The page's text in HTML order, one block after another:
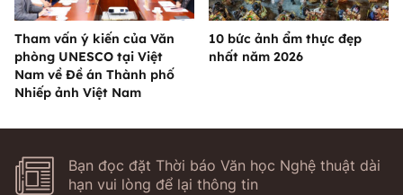
Tham vấn ý kiến của Văn
phòng UNESCO tại Việt
Nam về Đề án Thành phố
Nhiếp ảnh Việt Nam
10 bức ảnh ẩm thực đẹp
nhất năm 2026
Bạn đọc đặt Thời báo Văn học Nghệ thuật dài
hạn vui lòng để lại thông tin